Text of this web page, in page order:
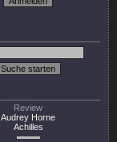
Review
Audrey Horne
Achilles